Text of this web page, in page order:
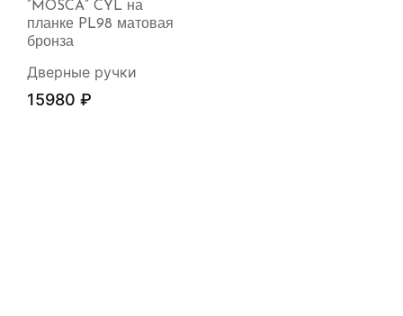
“MOSCA” CYL на
планке PL98 матовая
бронза
Дверные ручки
15980 ₽